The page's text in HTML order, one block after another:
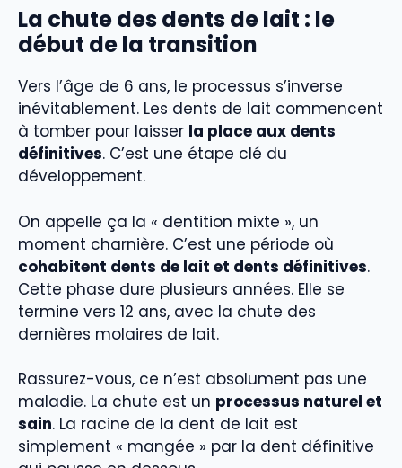
La chute des dents de lait : le
début de la transition
Vers l’âge de 6 ans, le processus s’inverse
inévitablement. Les dents de lait commencent
à tomber pour laisser la place aux dents
définitives. C’est une étape clé du
développement.
On appelle ça la « dentition mixte », un
moment charnière. C’est une période où
cohabitent dents de lait et dents définitives.
Cette phase dure plusieurs années. Elle se
termine vers 12 ans, avec la chute des
dernières molaires de lait.
Rassurez-vous, ce n’est absolument pas une
maladie. La chute est un processus naturel et
sain. La racine de la dent de lait est
simplement « mangée » par la dent définitive